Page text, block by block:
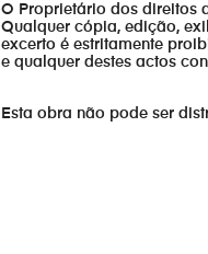
O Proprietário dos direitos
Qualquer cópia, edição,
excerto é estritamente
e qualquer destes actos
Esta obra não pode ser